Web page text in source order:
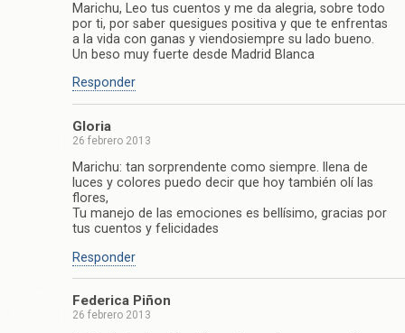
Marichu, Leo tus cuentos y me da alegria, sobre todo
por ti, por saber quesigues positiva y que te enfrentas
a la vida con ganas y viendosiempre su lado bueno.
Un beso muy fuerte desde Madrid Blanca
Responder
Gloria
26 febrero 2013
Marichu: tan sorprendente como siempre. llena de
luces y colores puedo decir que hoy también olí las
flores,
Tu manejo de las emociones es bellísimo, gracias por
tus cuentos y felicidades
Responder
Federica Piñon
26 febrero 2013